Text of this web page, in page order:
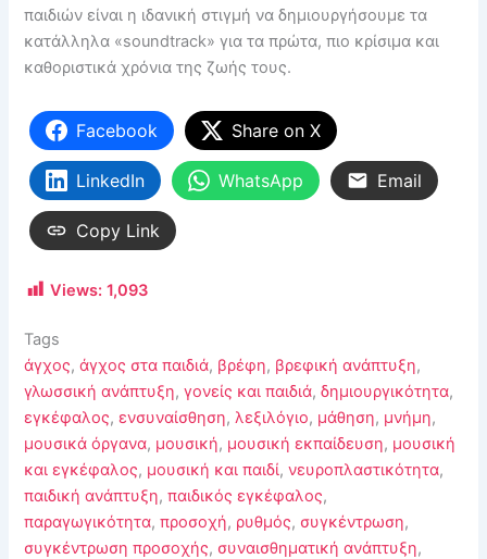
παιδιών είναι η ιδανική στιγμή να δημιουργήσουμε τα
κατάλληλα «soundtrack» για τα πρώτα, πιο κρίσιμα και
καθοριστικά χρόνια της ζωής τους.
Facebook Share on X
LinkedIn WhatsApp Email
Copy Link
Views: 1,093
Tags
άγχος,άγχος στα παιδιά, βρέφη, βρεφική ανάπτυξη,
γλωσσική ανάπτυξη,γονείς και παιδιά,δημιουργικότητα,
εγκέφαλος,ενσυναίσθηση,λεξιλόγιο, μάθηση, μνήμη,
μουσικά όργανα, μουσική, μουσική εκπαίδευση, μουσική
και εγκέφαλος, μουσική και παιδί,νευροπλαστικότητα,
παιδική ανάπτυξη,παιδικός εγκέφαλος,
παραγωγικότητα,προσοχή, ρυθμός, συγκέντρωση,
συγκέντρωση προσοχής, συναισθηματική ανάπτυξη,